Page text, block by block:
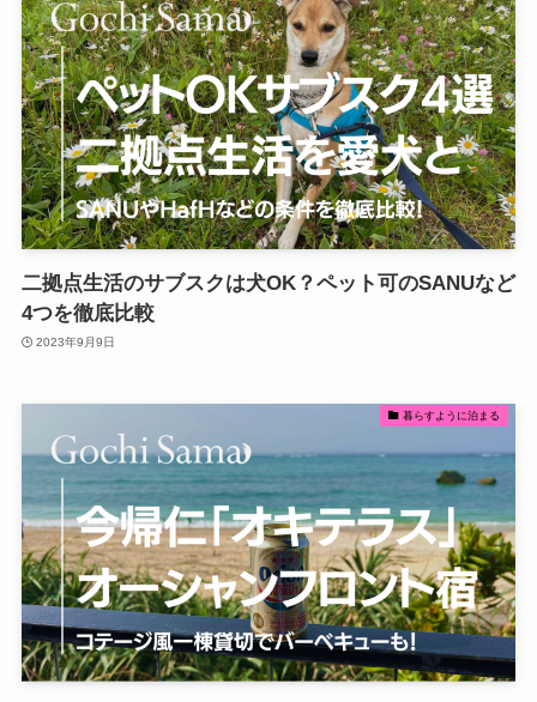
二拠点生活のサブスクは犬OK？ペット可のSANUなど
4つを徹底比較
2023年9月9日
暮らすように泊まる